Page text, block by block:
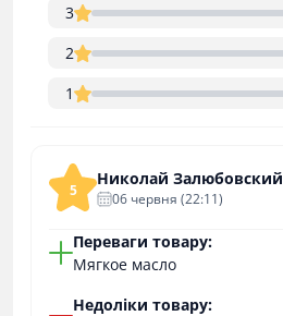
3
2
1
5
Николай Залюбовский
06 червня (22:11)
Переваги товару:
Мягкое масло
Недоліки товару: